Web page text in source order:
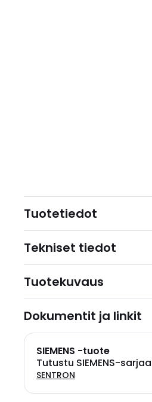
Tuotetiedot
Tekniset tiedot
Tuotekuvaus
Dokumentit ja linkit
SIEMENS -tuote
Tutustu SIEMENS-
SENTRON